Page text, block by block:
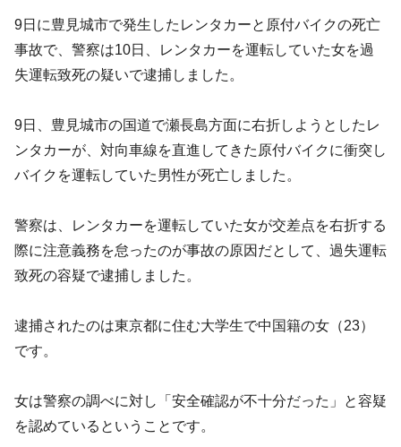
9日に豊見城市で発生したレンタカーと原付バイクの死亡
事故で、警察は10日、レンタカーを運転していた女を過
失運転致死の疑いで逮捕しました。
9日、豊見城市の国道で瀬長島方面に右折しようとしたレ
ンタカーが、対向車線を直進してきた原付バイクに衝突し
バイクを運転していた男性が死亡しました。
警察は、レンタカーを運転していた女が交差点を右折する
際に注意義務を怠ったのが事故の原因だとして、過失運転
致死の容疑で逮捕しました。
逮捕されたのは東京都に住む大学生で中国籍の女（23）
です。
女は警察の調べに対し「安全確認が不十分だった」と容疑
を認めているということです。